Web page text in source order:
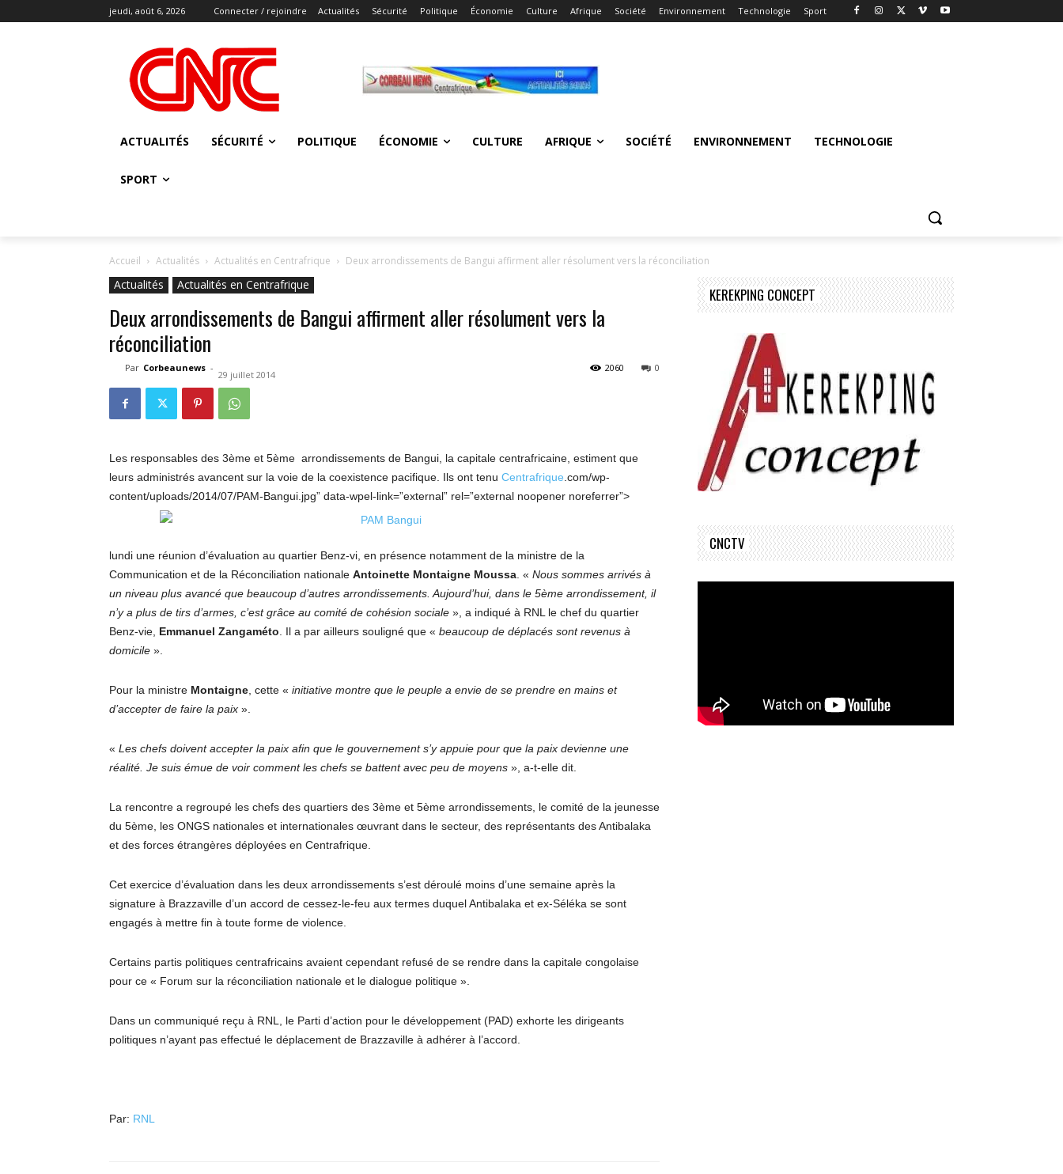
jeudi, août 6, 2026 Connecter / rejoindre Actualités Sécurité Politique Économie Culture Afrique Société Environnement Technologie Sport
ACTUALITÉS SÉCURITÉ POLITIQUE ÉCONOMIE CULTURE AFRIQUE SOCIÉTÉ ENVIRONNEMENT TECHNOLOGIE
SPORT
Accueil Actualités Actualités en Centrafrique Deux arrondissements de Bangui affirment aller résolument vers la réconciliation
Actualités Actualités en Centrafrique
Deux arrondissements de Bangui affirment aller résolument vers la
réconciliation
Par Corbeaunews -
29 juillet 2014
0
2060
Les responsables des 3ème et 5ème arrondissements de Bangui, la capitale centrafricaine, estiment que
leurs administrés avancent sur la voie de la coexistence pacifique. Ils ont tenu Centrafrique .com/wp-
content/uploads/2014/07/PAM-Bangui.jpg” data-wpel-link=”external” rel=”external noopener noreferrer”>
lundi une réunion d’évaluation au quartier Benz-vi, en présence notamment de la ministre de la
Communication et de la Réconciliation nationale Antoinette Montaigne Moussa . « Nous sommes arrivés à
un niveau plus avancé que beaucoup d’autres arrondissements. Aujourd’hui, dans le 5ème arrondissement, il
n’y a plus de tirs d’armes, c’est grâce au comité de cohésion sociale », a indiqué à RNL le chef du quartier
Benz-vie, Emmanuel Zangaméto . Il a par ailleurs souligné que « beaucoup de déplacés sont revenus à
domicile ».
Pour la ministre Montaigne , cette « initiative montre que le peuple a envie de se prendre en mains et
d’accepter de faire la paix ».
« Les chefs doivent accepter la paix afin que le gouvernement s’y appuie pour que la paix devienne une
réalité. Je suis émue de voir comment les chefs se battent avec peu de moyens », a-t-elle dit.
La rencontre a regroupé les chefs des quartiers des 3ème et 5ème arrondissements, le comité de la jeunesse
du 5ème, les ONGS nationales et internationales œuvrant dans le secteur, des représentants des Antibalaka
et des forces étrangères déployées en Centrafrique.
Cet exercice d’évaluation dans les deux arrondissements s’est déroulé moins d’une semaine après la
signature à Brazzaville d’un accord de cessez-le-feu aux termes duquel Antibalaka et ex-Séléka se sont
engagés à mettre fin à toute forme de violence.
Certains partis politiques centrafricains avaient cependant refusé de se rendre dans la capitale congolaise
pour ce « Forum sur la réconciliation nationale et le dialogue politique ».
Dans un communiqué reçu à RNL, le Parti d’action pour le développement (PAD) exhorte les dirigeants
politiques n’ayant pas effectué le déplacement de Brazzaville à adhérer à l’accord.
Par: RNL
KEREKPING CONCEPT
CNCTV